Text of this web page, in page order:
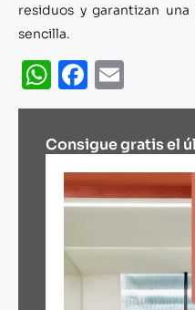
residuos y garantizan
sencilla.
WhatsApp
Consigue gratis el